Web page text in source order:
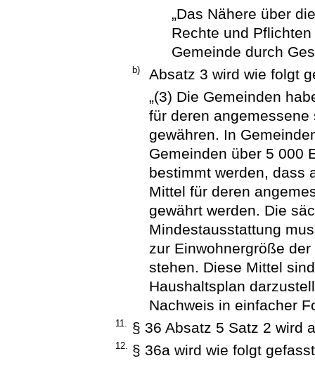
„Das Nähere über
Rechte und
Gemeinde durch
b)
Absatz 3 wird wie folgt
„(3) Die Gemeinden
für deren
gewähren. In
Gemeinden über 5 000
bestimmt werden, dass
Mittel für deren
gewährt werden. Die
Mindestausstattung
zur Einwohnergröße
stehen. Diese Mittel
Haushaltsplan
Nachweis in einfacher
11. § 36 Absatz 5 Satz 2 wird
12. § 36a wird wie folgt